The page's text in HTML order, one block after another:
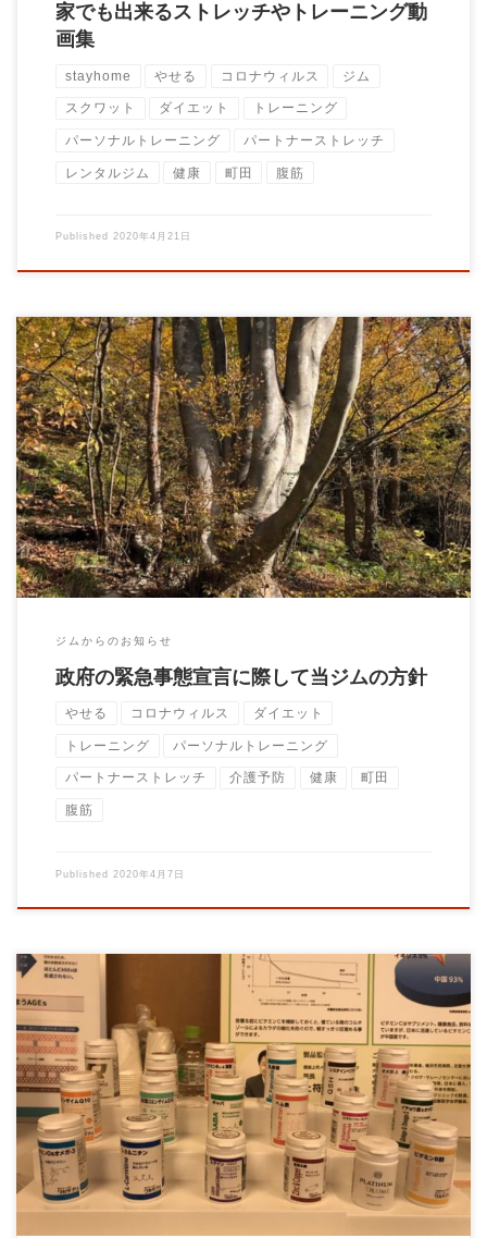
家でも出来るストレッチやトレーニング動
画集
stayhome やせる コロナウィルス ジム
スクワット ダイエット トレーニング
パーソナルトレーニング パートナーストレッチ
レンタルジム 健康 町田 腹筋
Published 2020年4月21日
いつもありがとうございます！ 本日、政府より緊急事態宣言が
発令されました。 5/6まで東京都におきま […]
ジムからのお知らせ
政府の緊急事態宣言に際して当ジムの方針
やせる コロナウィルス ダイエット
トレーニング パーソナルトレーニング
パートナーストレッチ 介護予防 健康 町田
腹筋
Published 2020年4月7日
本日はコロナウィルス対策でやれる事をお伝え致します。 結論
から申し上げますと ビタミンA・C・D・E […]